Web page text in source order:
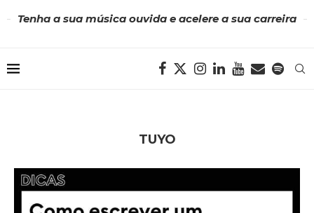
Tenha a sua música ouvida e acelere a sua carreira
TUYO